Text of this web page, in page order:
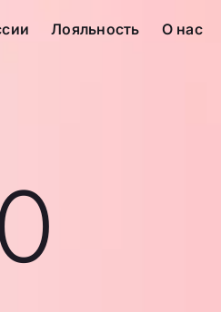
Лояльность О нас